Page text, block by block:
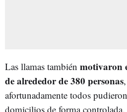
Las llamas también motivaron
de alrededor de 380 personas
afortunadamente todos
domicilios de forma controlada.